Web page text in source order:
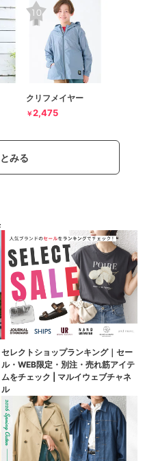
クリフメイヤー
￥2,475
みる
セレクトショップランキング｜セー
ル・WEB限定・別注・売れ筋アイテ
ムをチェック | マルイウェブチャネ
ル